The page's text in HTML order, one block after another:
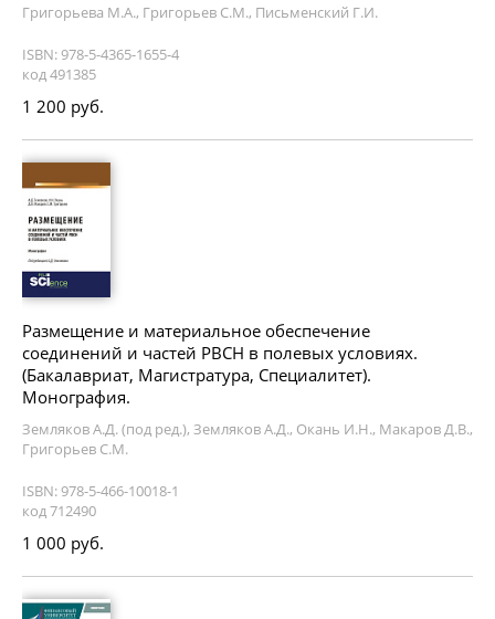
Григорьева М.А., Григорьев С.М., Письменский Г.И.
ISBN: 978-5-4365-1655-4
код 491385
1 200 руб.
Размещение и материальное обеспечение
соединений и частей РВСН в полевых условиях.
(Бакалавриат, Магистратура, Специалитет).
Монография.
Земляков А.Д. (под ред.), Земляков А.Д., Окань И.Н., Макаров Д.В.,
Григорьев С.М.
ISBN: 978-5-466-10018-1
код 712490
1 000 руб.